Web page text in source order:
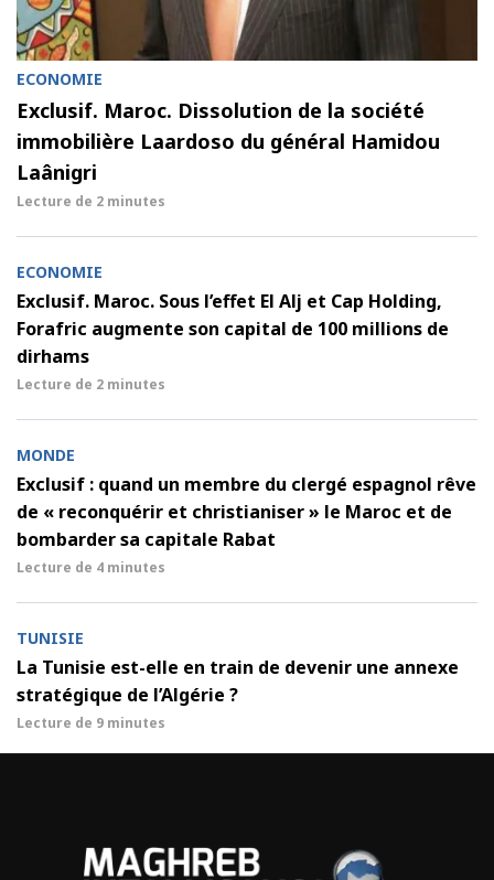
ECONOMIE
Exclusif. Maroc. Dissolution de la société
immobilière Laardoso du général Hamidou
Laânigri
Lecture de 2 minutes
ECONOMIE
Exclusif. Maroc. Sous l’effet El Alj et Cap Holding,
Forafric augmente son capital de 100 millions de
dirhams
Lecture de 2 minutes
MONDE
Exclusif : quand un membre du clergé espagnol rêve
de « reconquérir et christianiser » le Maroc et de
bombarder sa capitale Rabat
Lecture de 4 minutes
TUNISIE
La Tunisie est-elle en train de devenir une annexe
stratégique de l’Algérie ?
Lecture de 9 minutes